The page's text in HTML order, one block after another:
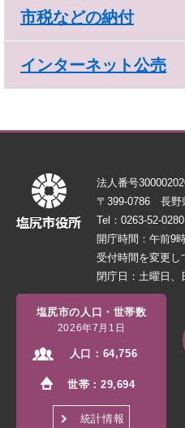
市税などの納付
インターネット公売
法人番号
〒399-0786 長野
Tel：0263-52-0280
開庁時間：午前9
受付時間を変更し
閉庁日：土曜日
塩尻市の人口・世帯数
2026年7月1日
人口： 64,756
世帯：29,694
統計情報